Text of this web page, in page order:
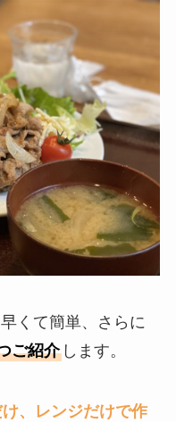
くて簡単、さらに
ご紹介します。
、レンジだけで作